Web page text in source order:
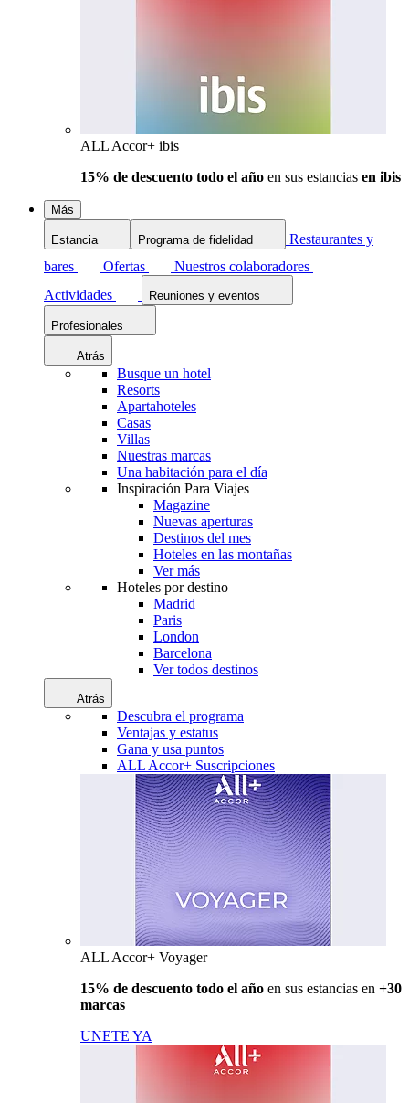
ALL Accor+ ibis
15% de descuento todo el año en sus estancias en ibis
Más
Estancia Programa de fidelidad
Restaurantes y
bares
Ofertas
Nuestros colaboradores
Actividades
Reuniones y eventos
Profesionales
Atrás
Busque un hotel
Resorts
Apartahoteles
Casas
Villas
Nuestras marcas
Una habitación para el día
Inspiración Para Viajes
Magazine
Nuevas aperturas
Destinos del mes
Hoteles en las montañas
Ver más
Hoteles por destino
Madrid
Paris
London
Barcelona
Ver todos destinos
Atrás
Descubra el programa
Ventajas y estatus
Gana y usa puntos
ALL Accor+ Suscripciones
ALL Accor+ Voyager
15% de descuento todo el año en sus estancias en +30
marcas
UNETE YA